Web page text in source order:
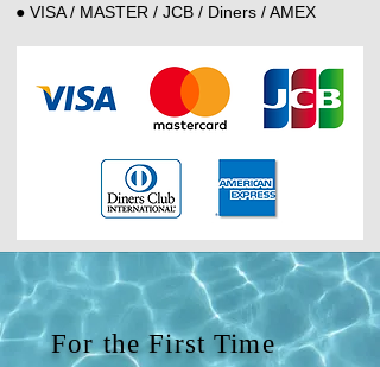
● VISA / MASTER / JCB / Diners / AMEX
For the First Time